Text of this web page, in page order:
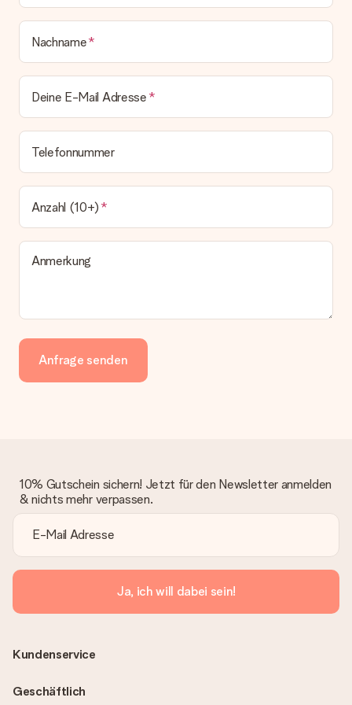
Nachname
Deine E-Mail Adresse
Telefonnummer
Anzahl (10+)
Anmerkung
Anfrage senden
10% Gutschein sichern! Jetzt für den Newsletter anmelden
& nichts mehr verpassen.
Ja, ich will dabei sein!
Kundenservice
Geschäftlich